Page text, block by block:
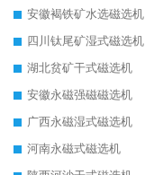
安徽褐铁矿水选磁选机
四川钛尾矿湿式磁选机
湖北贫矿干式磁选机
安徽永磁强磁磁选机
广西永磁湿式磁选机
河南永磁式磁选机